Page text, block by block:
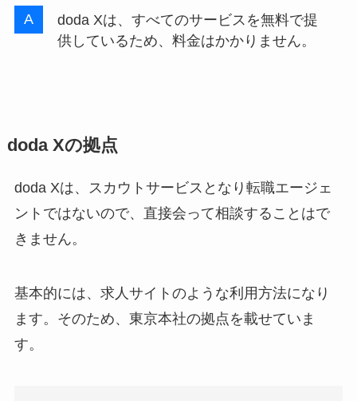
doda Xは、すべてのサービスを無料で提
供しているため、料金はかかりません。
doda Xの拠点
doda Xは、スカウトサービスとなり転職エージェ
ントではないので、直接会って相談することはで
きません。
基本的には、求人サイトのような利用方法になり
ます。そのため、東京本社の拠点を載せていま
す。